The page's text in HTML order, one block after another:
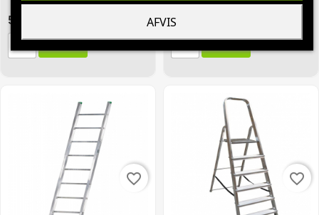
569,95 kr. 499,95 kr.
favorite_border favorite_border
AFVIS